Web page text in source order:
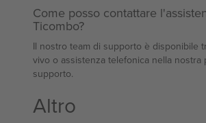
Come posso contattare
Ticombo?
Il nostro team di supporto è disponibile
vivo o assistenza telefonica nella nostra
supporto.
Altro